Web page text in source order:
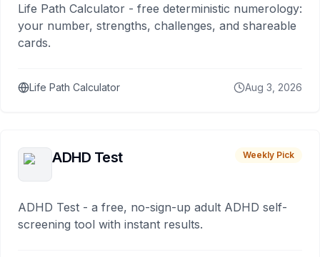
Life Path Calculator - free deterministic numerology:
your number, strengths, challenges, and shareable
cards.
Life Path Calculator Aug 3, 2026
ADHD Test Weekly Pick
ADHD Test - a free, no-sign-up adult ADHD self-
screening tool with instant results.